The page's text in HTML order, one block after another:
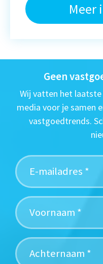
Meer
Geen
Wij vatten het
media voor je samen
vastgoedtrends.